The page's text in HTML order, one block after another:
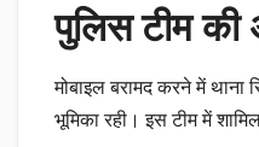
पुलिस टीम की
मोबाइल बरामद करने में
भूमिका रही। इस टीम में